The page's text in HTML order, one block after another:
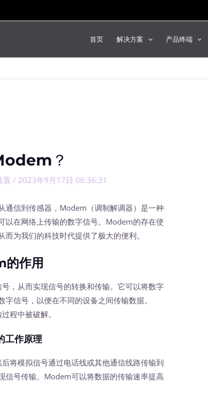
首页 解决方案 产品终端
？
置 / 2023年9月17日 06:36:31
信到传感器，Modem（调制解调器）是一种
以在网络上传输的数字信号。Modem的存在使
为我们的科技时代提供了极大的便利。
作用
从而实现信号的转换和传输。它可以将数字
信号，以便在不同的设备之间传输数据。
程中被破解。
作原理
模拟信号通过电话线或其他通信线路传输到
信号传输。Modem可以将数据的传输速率提高